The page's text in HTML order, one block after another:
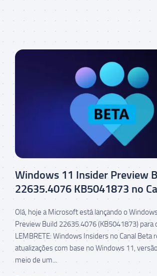
Windows 11 Insider Preview
22635.4076 KB5041873 no
Olá, hoje a Microsoft está lançando o
Preview Build 22635.4076 (KB5041873) para
LEMBRETE: Windows Insiders no Canal Beta
atualizações com base no Windows 11,
meio de um...